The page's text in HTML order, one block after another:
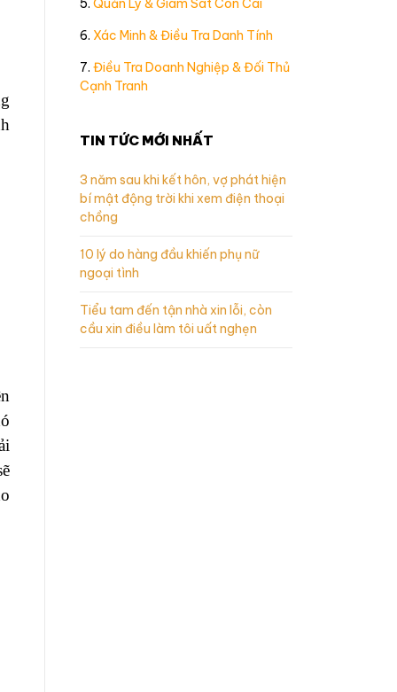
5. Quản Lý & Giám Sát Con Cái
6. Xác Minh & Điều Tra Danh Tính
7. Điều Tra Doanh Nghiệp & Đối Thủ
Cạnh Tranh
TIN TỨC MỚI NHẤT
3 năm sau khi kết hôn, vợ phát hiện
bí mật động trời khi xem điện thoại
chồng
10 lý do hàng đầu khiến phụ nữ
ngoại tình
Tiểu tam đến tận nhà xin lỗi, còn
cầu xin điều làm tôi uất nghẹn